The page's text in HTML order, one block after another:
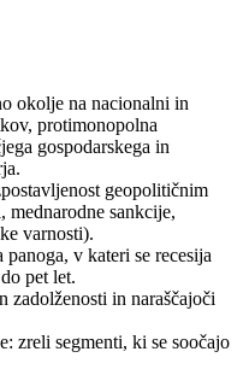
okolje na nacionalni in
protimonopolna
gospodarskega in
geopolitičnim
sankcije,
varnosti).
v kateri se recesija
pet let.
zadolženosti in naraščajoči
zreli segmenti, ki se soočajo